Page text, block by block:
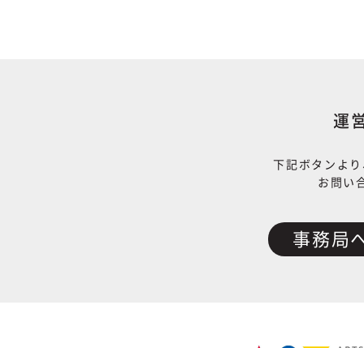
運
下記ボタンよ
お問い
事務局